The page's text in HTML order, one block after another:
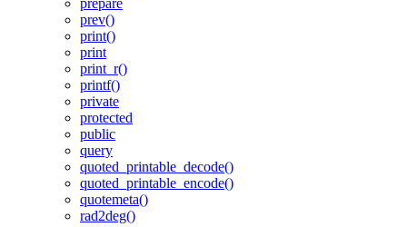
prepare
prev()
print()
print
print_r()
printf()
private
protected
public
query
quoted_printable_decode()
quoted_printable_encode()
quotemeta()
rad2deg()